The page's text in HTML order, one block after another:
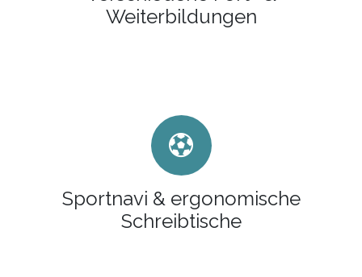
Weiterbildungen
Sportnavi & ergonomische
Schreibtische